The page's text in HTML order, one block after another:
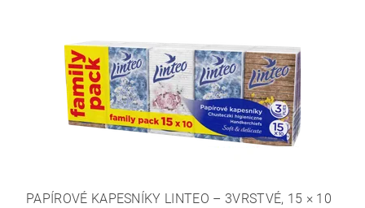
PAPÍROVÉ KAPESNÍKY LINTEO – 3VRSTVÉ, 15 × 10